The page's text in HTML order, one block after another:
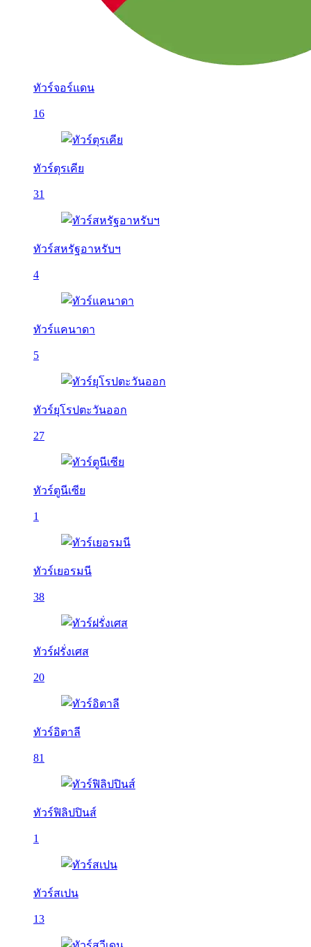
ทัวร์จอร์แดน
16
ทัวร์ตุรเคีย
31
ทัวร์สหรัฐอาหรับฯ
4
ทัวร์แคนาดา
5
ทัวร์ยุโรปตะวันออก
27
ทัวร์ตูนีเซีย
1
ทัวร์เยอรมนี
38
ทัวร์ฝรั่งเศส
20
ทัวร์อิตาลี
81
ทัวร์ฟิลิปปินส์
1
ทัวร์สเปน
13